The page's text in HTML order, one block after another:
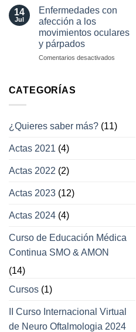
a
campos
14
Jul
Enfermedades con
afección a los
movimientos oculares
y párpados
Comentarios desactivadosen
oculares
CATEGORÍAS
¿Quieres saber más?(11)
Actas 2021 (4)
Actas 2022 (2)
Actas 2023(12)
Actas 2024(4)
Curso de Educación Médica
Continua SMO & AMON
(14)
Cursos(1)
II Curso Internacional Virtual
de Neuro Oftalmologia 2024